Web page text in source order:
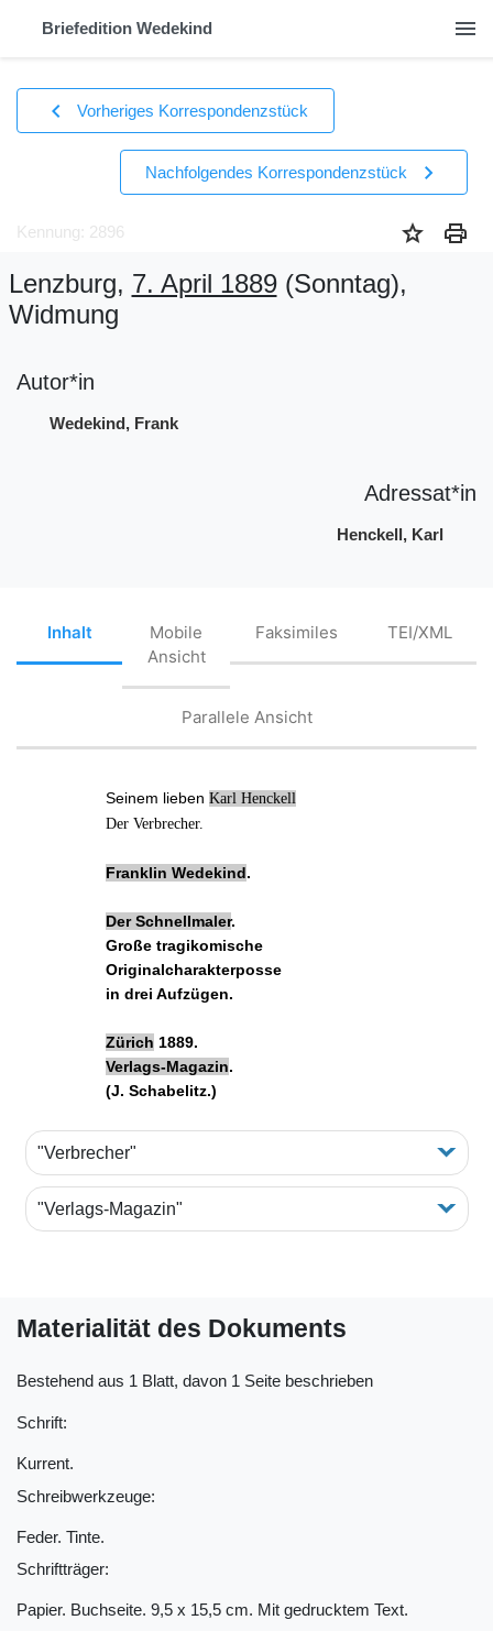
Briefedition Wedekind menu
chevron_left Vorheriges Korrespondenzstück
Nachfolgendes Korrespondenzstück chevron_right
Kennung: 2896 star print
Lenzburg, 7. April 1889(Sonntag),
Widmung
Autor*in
Wedekind, Frank
Adressat*in
Henckell, Karl
Inhalt
Mobile
Ansicht
Faksimiles TEI/XML
Parallele Ansicht
Seinem liebenKarl Henckell
DerVerbrecher.
Franklin Wedekind.
Der Schnellmaler.
Große tragikomische
Originalcharakterposse
in drei Aufzügen.
Zürich 1889.
Verlags-Magazin.
(J. Schabelitz.)
"Verbrecher"
"Verlags-Magazin"
Materialität des Dokuments
Bestehend aus 1 Blatt, davon 1 Seite beschrieben
Schrift:
Kurrent.
Schreibwerkzeuge:
Feder. Tinte.
Schriftträger:
Papier. Buchseite. 9,5 x 15,5 cm. Mit gedrucktem Text.